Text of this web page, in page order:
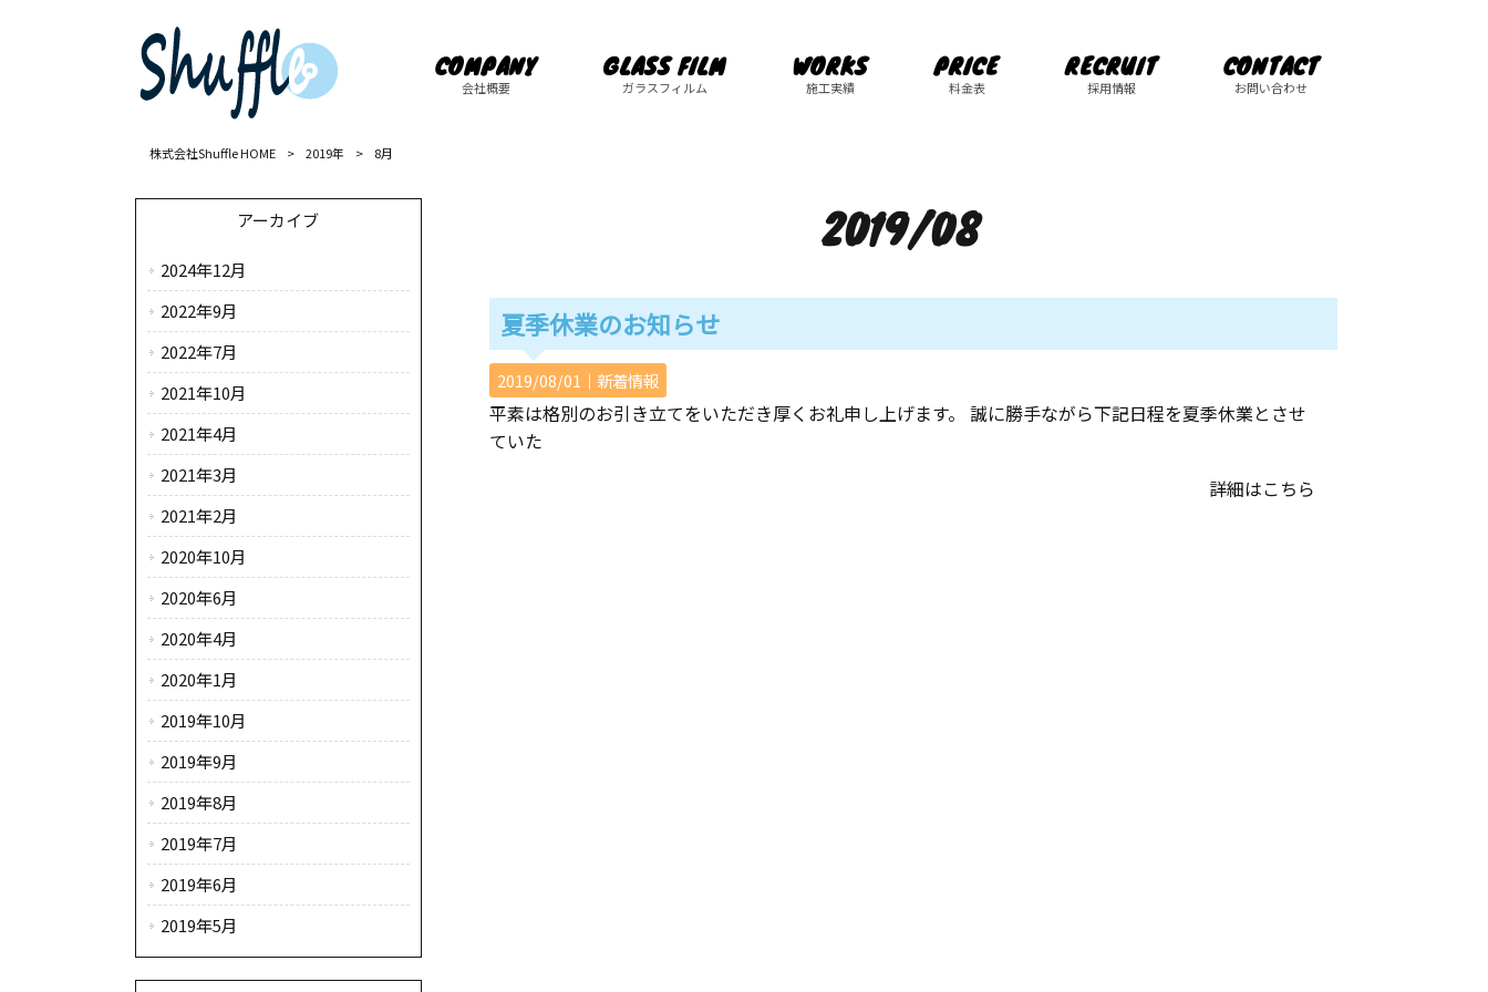
COMPANY
会社概要
GLASS FILM
ガラスフィルム
WORKS
施工実績
PRICE
料金表
RECRUIT
採用情報
CONTACT
お問い合わせ
株式会社Shuffle HOME > 2019年 > 8月
2019/08
夏季休業のお知らせ
2019/08/01｜ 新着情報
平素は格別のお引き立てをいただき厚くお礼申し上げます。 誠に勝手ながら下記日程を夏季休業とさせ
ていた
詳細はこちら
アーカイブ
2024年12月
2022年9月
2022年7月
2021年10月
2021年4月
2021年3月
2021年2月
2020年10月
2020年6月
2020年4月
2020年1月
2019年10月
2019年9月
2019年8月
2019年7月
2019年6月
2019年5月